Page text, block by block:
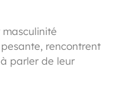
masculinité
rencontrent
parler de leur